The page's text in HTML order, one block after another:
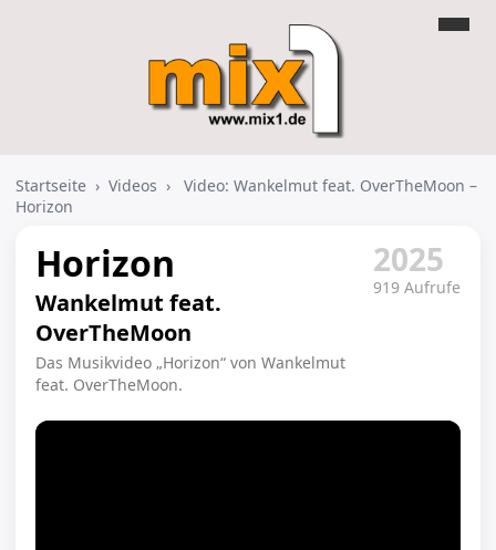
Startseite › Videos ›
Video: Wankelmut feat. OverTheMoon –
Horizon
Horizon
Wankelmut feat.
OverTheMoon
Das Musikvideo „Horizon“ von Wankelmut
feat. OverTheMoon.
2025
919 Aufrufe